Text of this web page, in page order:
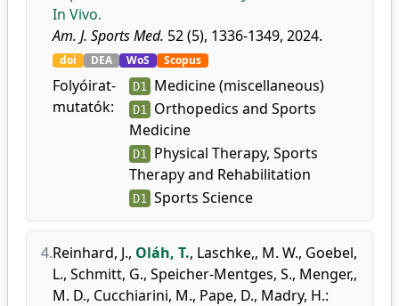
In Vivo.
Am. J. Sports Med. 52 (5), 1336-1349, 2024.
doi DEA WoS Scopus
Folyóirat-
mutatók:
D1 Medicine (miscellaneous)
D1 Orthopedics and Sports
Medicine
D1 Physical Therapy, Sports
Therapy and Rehabilitation
D1 Sports Science
4.Reinhard, J., Oláh, T., Laschke,, M. W., Goebel,
L., Schmitt, G., Speicher-Mentges, S., Menger,,
M. D., Cucchiarini, M., Pape, D., Madry, H.: